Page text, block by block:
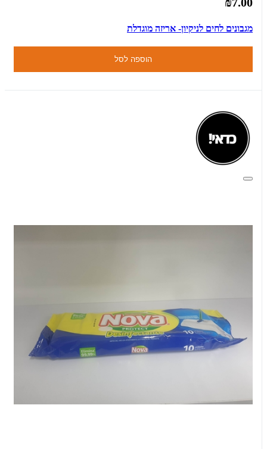
מגבונים לחים לניקיון- אריזה מוגדלת
הוספה לסל